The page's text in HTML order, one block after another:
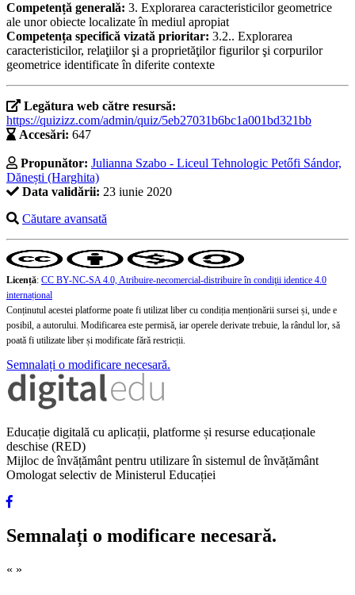
Competență generală: 3. Explorarea caracteristicilor geometrice
ale unor obiecte localizate în mediul apropiat
Competența specifică vizată prioritar: 3.2.. Explorarea
caracteristicilor, relaţiilor şi a proprietăţilor figurilor şi corpurilor
geometrice identificate în diferite contexte
Legătura web către resursă:
https://quizizz.com/admin/quiz/5eb27031b6bc1a001bd321bb
Accesări: 647
Propunător: Julianna Szabo - Liceul Tehnologic Petőfi Sándor,
Dănești (Harghita)
Data validării: 23 iunie 2020
Căutare avansată
Licență: CC BY-NC-SA 4.0, Atribuire-necomercial-distribuire în condiţii identice 4.0
internațional
Conținutul acestei platforme poate fi utilizat liber cu condiția menționării sursei și, unde e
posibil, a autorului. Modificarea este permisă, iar operele derivate trebuie, la rândul lor, să
poată fi utilizate liber și modificate fără restricții.
Semnalați o modificare necesară.
Educație digitală cu aplicații, platforme și resurse educaționale
deschise (RED)
Mijloc de învățământ pentru utilizare în sistemul de învățământ
Omologat selectiv de Ministerul Educației
Semnalați o modificare necesară.
« »